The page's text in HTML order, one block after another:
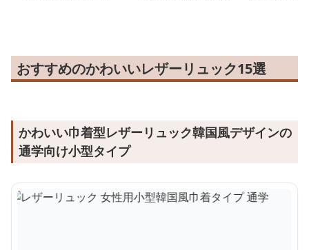
おすすめのかわいいレザーリュック15選
かわいい巾着型レザーリュック韓国風デザインの
通学向け小型タイプ